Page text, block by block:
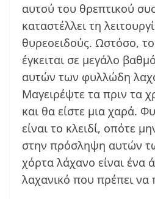
αυτού του θρεπτικού
καταστέλλει τη
θυρεοειδούς. Ωστόσο,
έγκειται σε μεγάλο
αυτών των φυλλώδη
Μαγειρέψτε τα πριν τα
και θα είστε μια χαρά.
είναι το κλειδί, οπότε
στην πρόσληψη αυτών
χόρτα λάχανο είναι ένα
λαχανικό που πρέπει να